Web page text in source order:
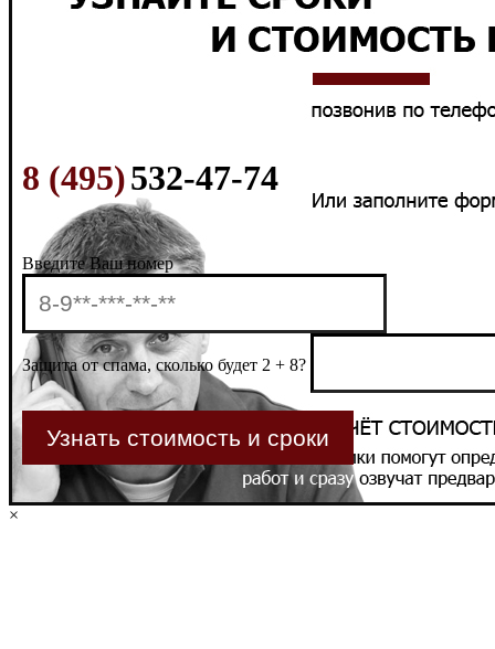
8 (495)532-47-74
Введите Ваш номер
Защита от спама, сколько будет 2 + 8?
×